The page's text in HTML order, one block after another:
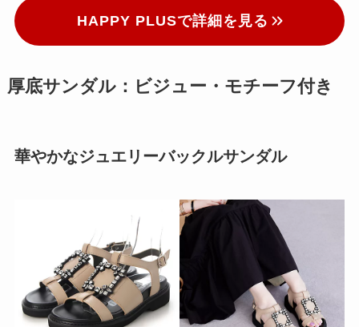
HAPPY PLUSで詳細を見る
厚底サンダル：ビジュー・モチーフ付き
華やかなジュエリーバックルサンダル